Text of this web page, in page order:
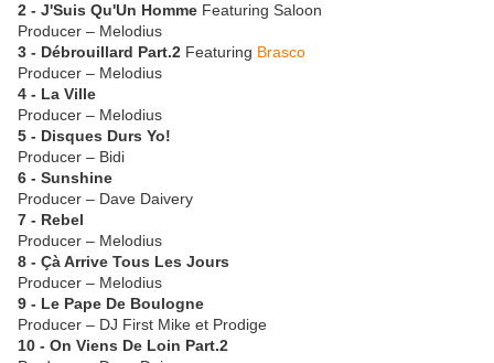
2 - J'Suis Qu'Un Homme Featuring Saloon
Producer – Melodius
3 - Débrouillard Part.2 Featuring Brasco
Producer – Melodius
4 - La Ville
Producer – Melodius
5 - Disques Durs Yo!
Producer – Bidi
6 - Sunshine
Producer – Dave Daivery
7 - Rebel
Producer – Melodius
8 - Çà Arrive Tous Les Jours
Producer – Melodius
9 - Le Pape De Boulogne
Producer – DJ First Mike et Prodige
10 - On Viens De Loin Part.2